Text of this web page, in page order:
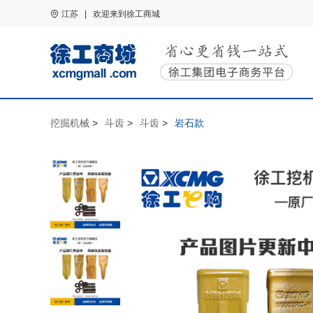
江苏 | 欢迎来到徐工商城
挖掘机械 > 斗齿 > 斗齿 > 岩石款